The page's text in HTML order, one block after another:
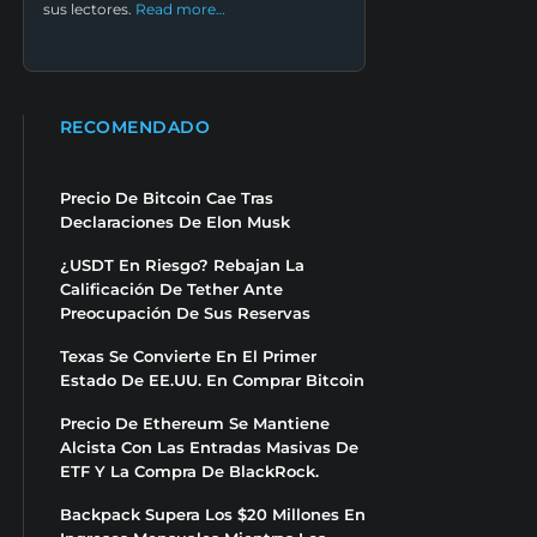
sus lectores. Read more…
RECOMENDADO
Precio De Bitcoin Cae Tras
Declaraciones De Elon Musk
¿USDT En Riesgo? Rebajan La
Calificación De Tether Ante
Preocupación De Sus Reservas
Texas Se Convierte En El Primer
Estado De EE.UU. En Comprar Bitcoin
Precio De Ethereum Se Mantiene
Alcista Con Las Entradas Masivas De
ETF Y La Compra De BlackRock.
Backpack Supera Los $20 Millones En